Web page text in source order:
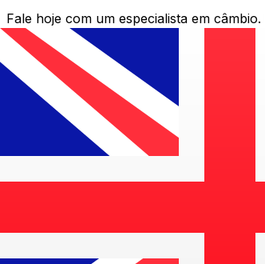
Fale hoje com um especialista em câmbio.
Agendar chamada